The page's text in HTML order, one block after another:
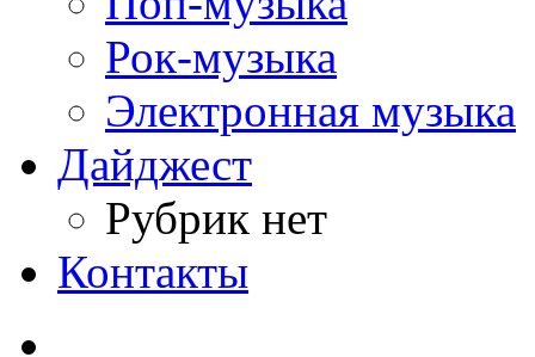
Рок-музыка
Электронная музыка
Дайджест
Рубрик нет
Контакты